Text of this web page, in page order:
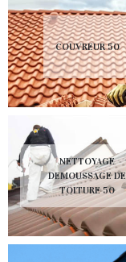
COUVREUR 50
NETTOYAGE
DEMOUSSAGE DE
TOITURE 50